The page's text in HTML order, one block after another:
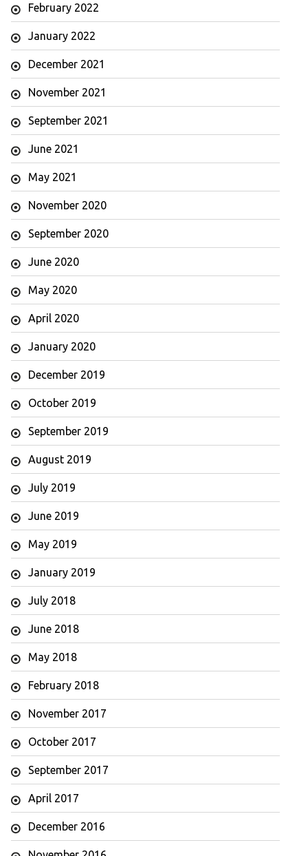
February 2022
January 2022
December 2021
November 2021
September 2021
June 2021
May 2021
November 2020
September 2020
June 2020
May 2020
April 2020
January 2020
December 2019
October 2019
September 2019
August 2019
July 2019
June 2019
May 2019
January 2019
July 2018
June 2018
May 2018
February 2018
November 2017
October 2017
September 2017
April 2017
December 2016